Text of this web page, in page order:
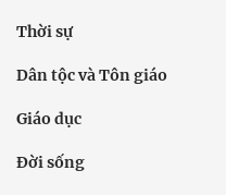
Thời sự
Dân tộc và Tôn giáo
Giáo dục
Đời sống